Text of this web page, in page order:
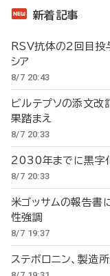
新着記事
RSV抗体の2回目
シア
8/7 20:43
ビルテプソの添文
果踏まえ
8/7 20:33
2030年までに黒字
8/7 20:33
米ゴッサムの報告
性強調
8/7 19:37
ステボロニン、製造